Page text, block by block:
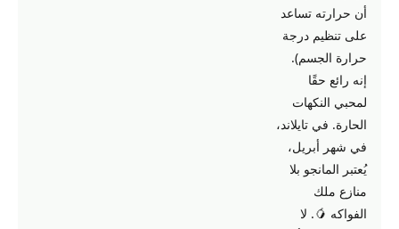
أن حرارته تساعد
على تنظيم درجة
حرارة الجسم).
إنه رائع حقًا
لمحبي النكهات
الحارة. في تايلاند،
في شهر أبريل،
يُعتبر المانجو بلا
منازع ملك
الفواكه 🥭. لا